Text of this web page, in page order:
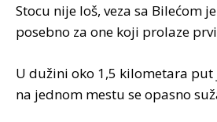
Stocu nije loš, veza sa Bilećom
posebno za one koji prolaze
U dužini oko 1,5 kilometara put
na jednom mestu se opasno